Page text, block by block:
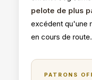
pelote de plus
excédent qu'une
en cours de route.
PATRONS